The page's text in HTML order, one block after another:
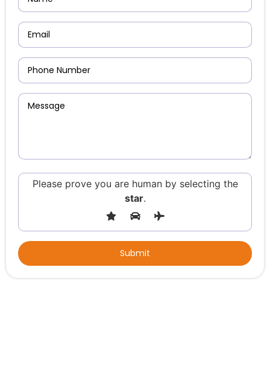
Please prove you are human by selecting the
star.